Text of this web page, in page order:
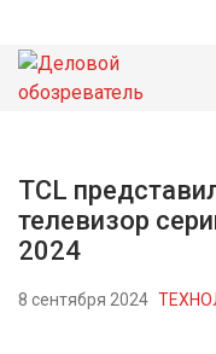
НОВОСТИ
TCL
телевизор
2024
8 сентября 2024